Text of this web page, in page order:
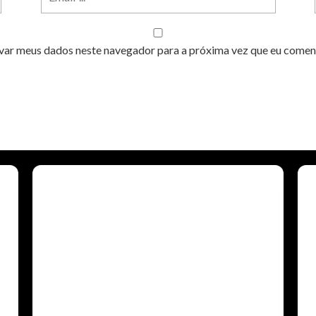
meus dados neste navegador para a próxima vez que eu